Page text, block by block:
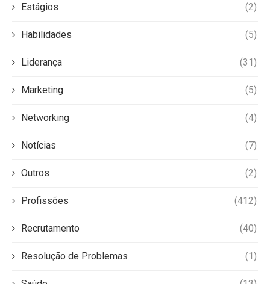
Estágios (2)
Habilidades (5)
Liderança (31)
Marketing (5)
Networking (4)
Notícias (7)
Outros (2)
Profissões (412)
Recrutamento (40)
Resolução de Problemas (1)